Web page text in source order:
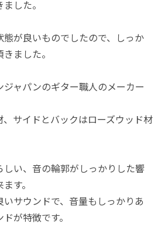
した。
が良いものでしたので、しっか
ました。
ャパンのギター職人のメーカー
サイドとバックはローズウッド材
しい、音の輪郭がしっかりした響
す。
サウンドで、音量もしっかりあ
が特徴です。